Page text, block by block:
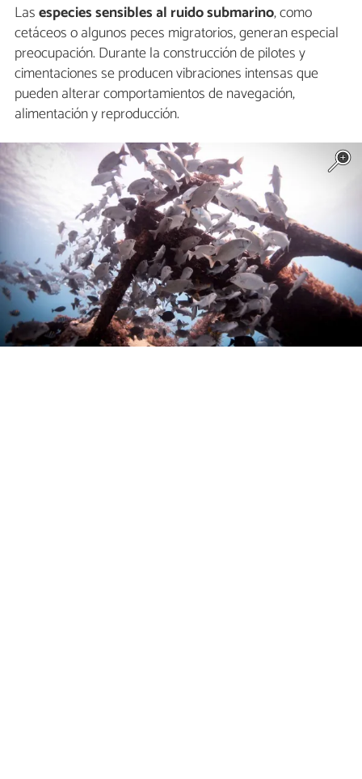
Lasespecies sensibles al ruido submarino, como
cetáceos o algunos peces migratorios, generan especial
preocupación. Durante la construcción de pilotes y
cimentaciones se producen vibraciones intensas que
pueden alterar comportamientos de navegación,
alimentación y reproducción.